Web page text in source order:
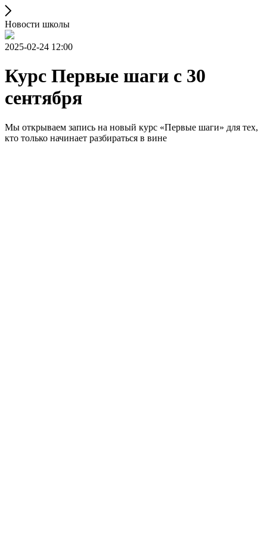
Новости школы
2025-02-24 12:00
Курс Первые шаги с 30
сентября
Мы открываем запись на новый курс «Первые шаги» для тех,
кто только начинает разбираться в вине